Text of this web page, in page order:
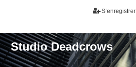
S’enregistrer
Studio Deadcrows